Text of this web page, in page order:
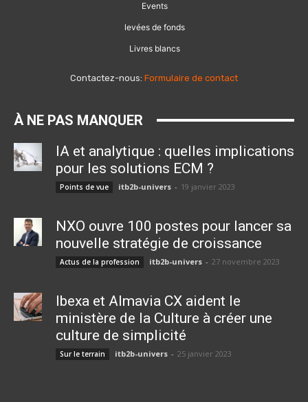
Events
levées de fonds
Livres blancs
Contactez-nous: Formulaire de contact
À NE PAS MANQUER
IA et analytique : quelles implications
pour les solutions ECM ?
Points de vue itb2b-univers - 19 janvier 2023
NXO ouvre 100 postes pour lancer sa
nouvelle stratégie de croissance
Actus de la profession itb2b-univers - 27 novembre 2023
Ibexa et Almavia CX aident le
ministère de la Culture à créer une
culture de simplicité
Sur le terrain itb2b-univers - 25 janvier 2023